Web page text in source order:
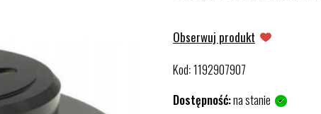
Obserwuj produkt
Kod:1192907907
Dostępność:na stanie